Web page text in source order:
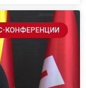
КОНФЕРЕНЦИИ